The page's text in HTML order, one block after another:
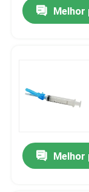
Casa
Melhor
Melhor